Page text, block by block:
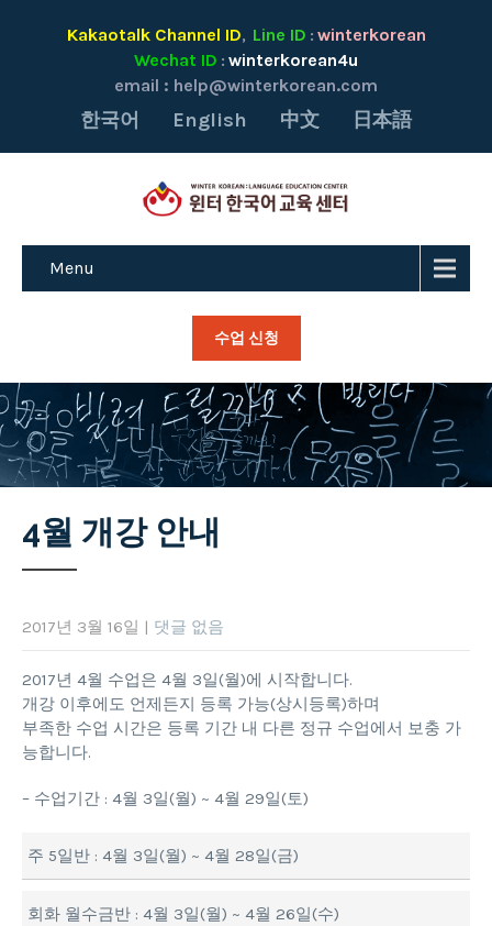
Kakaotalk Channel ID, Line ID : winterkorean
Wechat ID : winterkorean4u
email : help@winterkorean.com
한국어 English 中文 日本語
Menu
수업 신청
4월 개강 안내
2017년 3월 16일 | 댓글 없음
2017년 4월 수업은 4월 3일(월)에 시작합니다.
개강 이후에도 언제든지 등록 가능(상시등록)하며
부족한 수업 시간은 등록 기간 내 다른 정규 수업에서 보충 가
능합니다.
– 수업기간 : 4월 3일(월) ~ 4월 29일(토)
주 5일반 : 4월 3일(월) ~ 4월 28일(금)
회화 월수금반 : 4월 3일(월) ~ 4월 26일(수)